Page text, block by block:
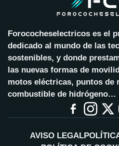
Forococheselectricos es el
dedicado al mundo de las
sostenibles, y donde
las nuevas formas de
motos eléctricas, puntos de
combustible de hidrógeno…
AVISO LEGAL